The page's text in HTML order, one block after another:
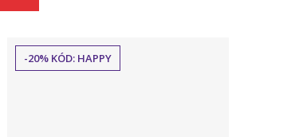
-20% KÓD: HAPPY